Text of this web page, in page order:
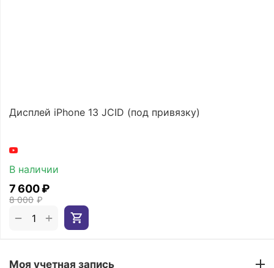
Дисплей iPhone 13 JCID (под привязку)
В наличии
8 000 ₽
7 600₽
+
−
Моя учетная запись